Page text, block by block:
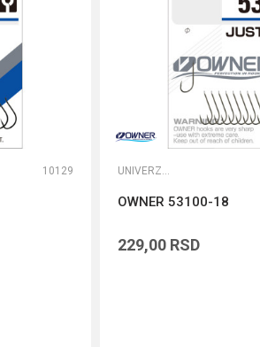
10129 UNIVERZALNE UDICE
OWNER 53100-18
229,00 RSD